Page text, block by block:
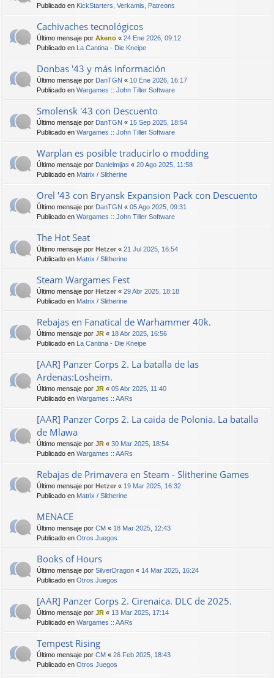
Publicado en KickStarters, Verkamis, Patreons
Cachivaches tecnológicos
Último mensaje por Akeno « 24 Ene 2026, 09:12
Publicado en La Cantina - Die Kneipe
Donbas '43 y más información
Último mensaje por DanTGN « 10 Ene 2026, 16:17
Publicado en Wargames :: John Tiller Software
Smolensk '43 con Descuento
Último mensaje por DanTGN « 15 Sep 2025, 18:54
Publicado en Wargames :: John Tiller Software
Warplan es posible traducirlo o modding
Último mensaje por Danielmijas « 20 Ago 2025, 11:58
Publicado en Matrix / Slitherine
Orel '43 con Bryansk Expansion Pack con Descuento
Último mensaje por DanTGN « 05 Ago 2025, 09:31
Publicado en Wargames :: John Tiller Software
The Hot Seat
Último mensaje por Hetzer « 21 Jul 2025, 16:54
Publicado en Matrix / Slitherine
Steam Wargames Fest
Último mensaje por Hetzer « 29 Abr 2025, 18:18
Publicado en Matrix / Slitherine
Rebajas en Fanatical de Warhammer 40k.
Último mensaje por JR « 18 Abr 2025, 16:56
Publicado en La Cantina - Die Kneipe
[AAR] Panzer Corps 2. La batalla de las
Ardenas:Losheim.
Último mensaje por JR « 05 Abr 2025, 11:40
Publicado en Wargames :: AARs
[AAR] Panzer Corps 2. La caida de Polonia. La batalla
de Mlawa
Último mensaje por JR « 30 Mar 2025, 18:54
Publicado en Wargames :: AARs
Rebajas de Primavera en Steam - Slitherine Games
Último mensaje por Hetzer « 19 Mar 2025, 16:32
Publicado en Matrix / Slitherine
MENACE
Último mensaje por CM « 18 Mar 2025, 12:43
Publicado en Otros Juegos
Books of Hours
Último mensaje por SilverDragon « 14 Mar 2025, 16:24
Publicado en Otros Juegos
[AAR] Panzer Corps 2. Cirenaica. DLC de 2025.
Último mensaje por JR « 13 Mar 2025, 17:14
Publicado en Wargames :: AARs
Tempest Rising
Último mensaje por CM « 26 Feb 2025, 18:43
Publicado en Otros Juegos